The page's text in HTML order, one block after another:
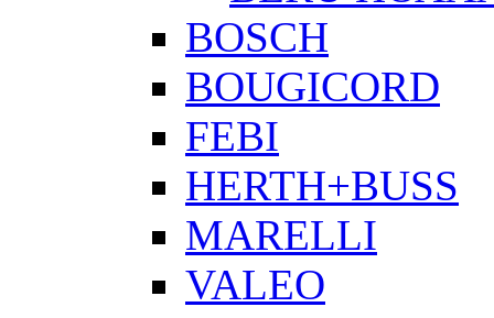
BOSCH
BOUGICORD
FEBI
HERTH+BUSS
MARELLI
VALEO